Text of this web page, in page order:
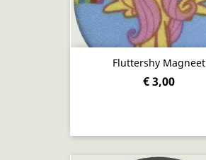
Fluttershy Magneet
€ 3,00